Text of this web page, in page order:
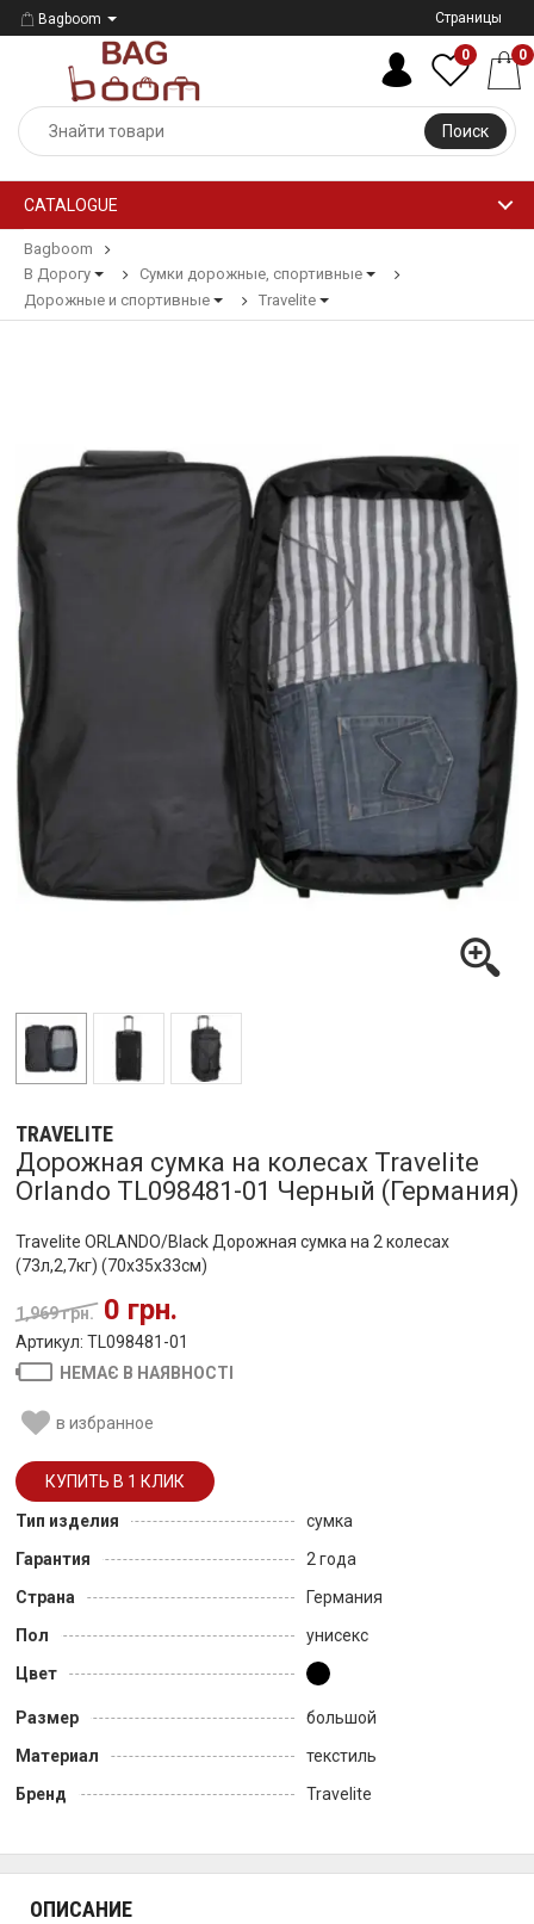
Bagboom Страницы
Поиск
0 0
CATALOGUE
Bagboom
В Дорогу
Сумки дорожные, спортивные
Дорожные и спортивные
Travelite
TRAVELITE
Дорожная сумка на колесах Travelite
Orlando TL098481-01 Черный (Германия)
Travelite ORLANDO/Black Дорожная сумка на 2 колесах
(73л,2,7кг) (70x35x33см)
1,969 грн. 0 грн.
Артикул: TL098481-01
НЕМАЄ В НАЯВНОСТІ
в избранное
Тип изделия
сумка
Гарантия
2 года
Страна
Германия
Пол
унисекс
Цвет
Размер
большой
Материал
текстиль
Бренд
Travelite
ОПИСАНИЕ